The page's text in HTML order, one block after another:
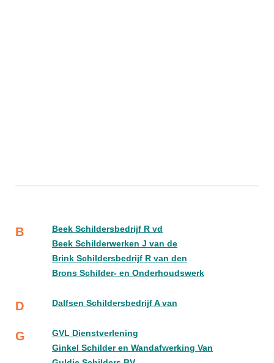
B
Beek Schildersbedrijf R vd
Beek Schilderwerken J van de
Brink Schildersbedrijf R van den
Brons Schilder- en Onderhoudswerk
D Dalfsen Schildersbedrijf A van
G
GVL Dienstverlening
Ginkel Schilder en Wandafwerking Van